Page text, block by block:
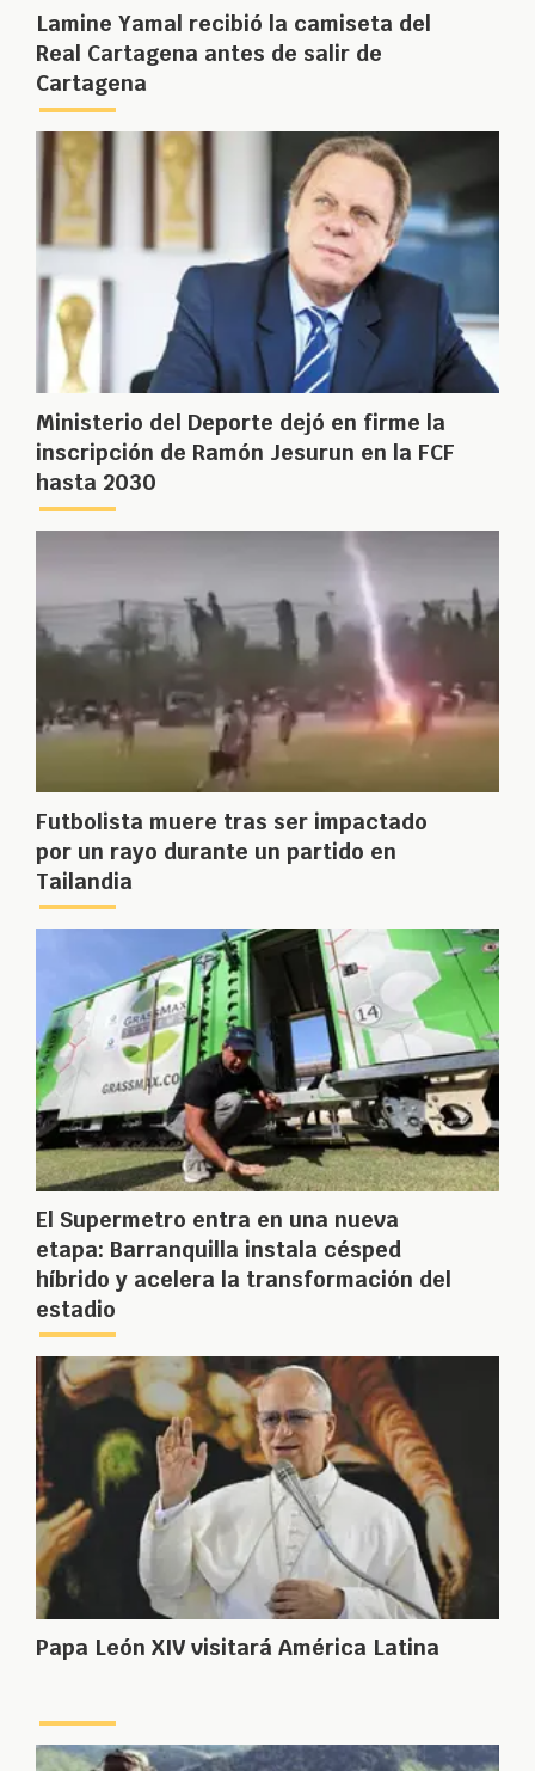
Lamine Yamal recibió la camiseta del
Real Cartagena antes de salir de
Cartagena
Ministerio del Deporte dejó en firme la
inscripción de Ramón Jesurun en la FCF
hasta 2030
Futbolista muere tras ser impactado
por un rayo durante un partido en
Tailandia
El Supermetro entra en una nueva
etapa: Barranquilla instala césped
híbrido y acelera la transformación del
estadio
Papa León XIV visitará América Latina